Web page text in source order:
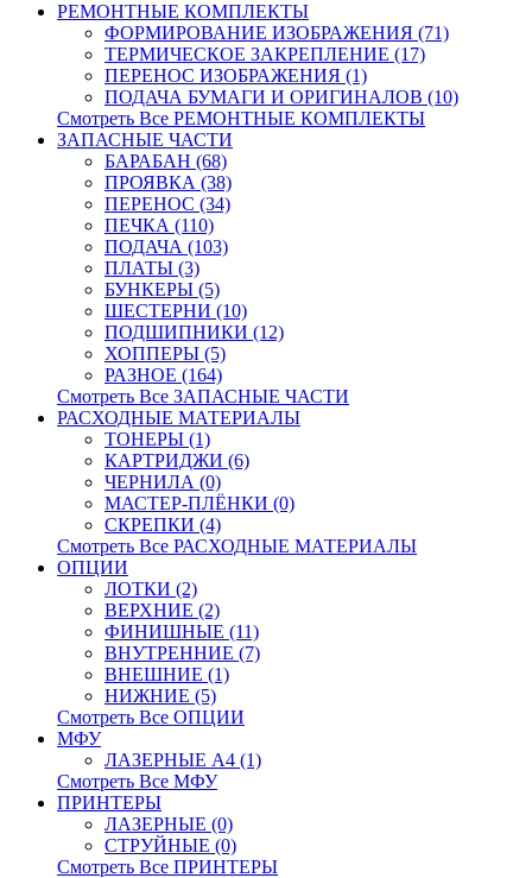
РЕМОНТНЫЕ КОМПЛЕКТЫ
ФОРМИРОВАНИЕ ИЗОБРАЖЕНИЯ (71)
ТЕРМИЧЕСКОЕ ЗАКРЕПЛЕНИЕ (17)
ПЕРЕНОС ИЗОБРАЖЕНИЯ (1)
ПОДАЧА БУМАГИ И ОРИГИНАЛОВ (10)
Смотреть Все РЕМОНТНЫЕ КОМПЛЕКТЫ
ЗАПАСНЫЕ ЧАСТИ
БАРАБАН (68)
ПРОЯВКА (38)
ПЕРЕНОС (34)
ПЕЧКА (110)
ПОДАЧА (103)
ПЛАТЫ (3)
БУНКЕРЫ (5)
ШЕСТЕРНИ (10)
ПОДШИПНИКИ (12)
ХОППЕРЫ (5)
РАЗНОЕ (164)
Смотреть Все ЗАПАСНЫЕ ЧАСТИ
РАСХОДНЫЕ МАТЕРИАЛЫ
ТОНЕРЫ (1)
КАРТРИДЖИ (6)
ЧЕРНИЛА (0)
МАСТЕР-ПЛЁНКИ (0)
СКРЕПКИ (4)
Смотреть Все РАСХОДНЫЕ МАТЕРИАЛЫ
ОПЦИИ
ЛОТКИ (2)
ВЕРХНИЕ (2)
ФИНИШНЫЕ (11)
ВНУТРЕННИЕ (7)
ВНЕШНИЕ (1)
НИЖНИЕ (5)
Смотреть Все ОПЦИИ
МФУ
ЛАЗЕРНЫЕ A4 (1)
Смотреть Все МФУ
ПРИНТЕРЫ
ЛАЗЕРНЫЕ (0)
СТРУЙНЫЕ (0)
Смотреть Все ПРИНТЕРЫ